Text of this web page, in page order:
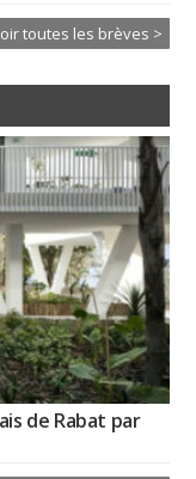
toutes les brèves >
de Rabat par